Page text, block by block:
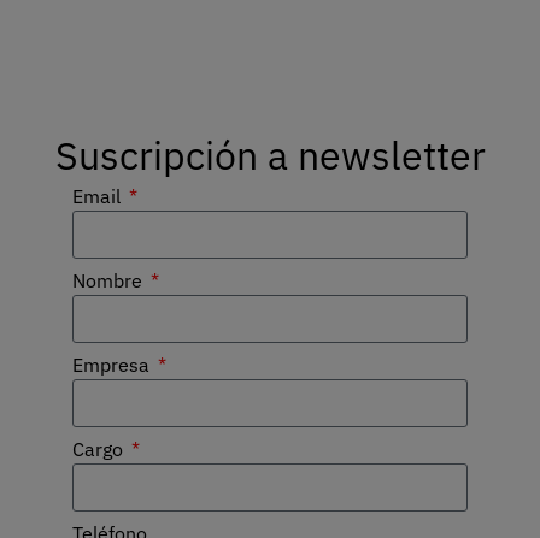
Suscripción a newsletter
Email
Nombre
Empresa
Cargo